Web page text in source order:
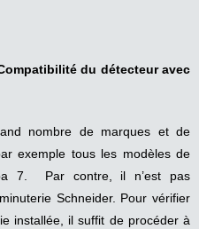
détecteur avec
nombre de marques et de
exemple tous les modèles de
7. Par contre, il n’est pas
Schneider. Pour vérifier
installée, il suffit de procéder à